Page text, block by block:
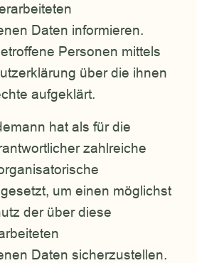
Daten informieren.
Personen mittels
über die ihnen
aufgeklärt.
hat als für die
zahlreiche
um einen möglichst
der über diese
Daten sicherzustellen.